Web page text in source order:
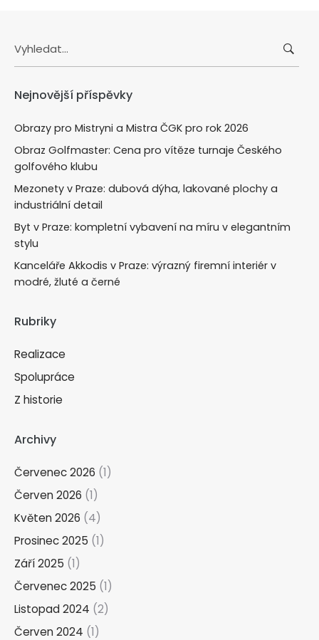
for:
Nejnovější příspěvky
Obrazy pro Mistryni a Mistra ČGK pro rok 2026
Obraz Golfmaster: Cena pro vítěze turnaje Českého
golfového klubu
Mezonety v Praze: dubová dýha, lakované plochy a
industriální detail
Byt v Praze: kompletní vybavení na míru v elegantním
stylu
Kanceláře Akkodis v Praze: výrazný firemní interiér v
modré, žluté a černé
Rubriky
Realizace
Spolupráce
Z historie
Archivy
Červenec 2026 (1)
Červen 2026 (1)
Květen 2026 (4)
Prosinec 2025 (1)
Září 2025 (1)
Červenec 2025 (1)
Listopad 2024 (2)
Červen 2024 (1)